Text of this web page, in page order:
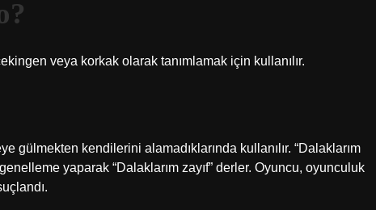
veya korkak olarak tanımlamak için kullanılır.
gülmekten kendilerini alamadıklarında kullanılır. “Dalaklarım
yaparak “Dalaklarım zayıf” derler. Oyuncu, oyunculuk